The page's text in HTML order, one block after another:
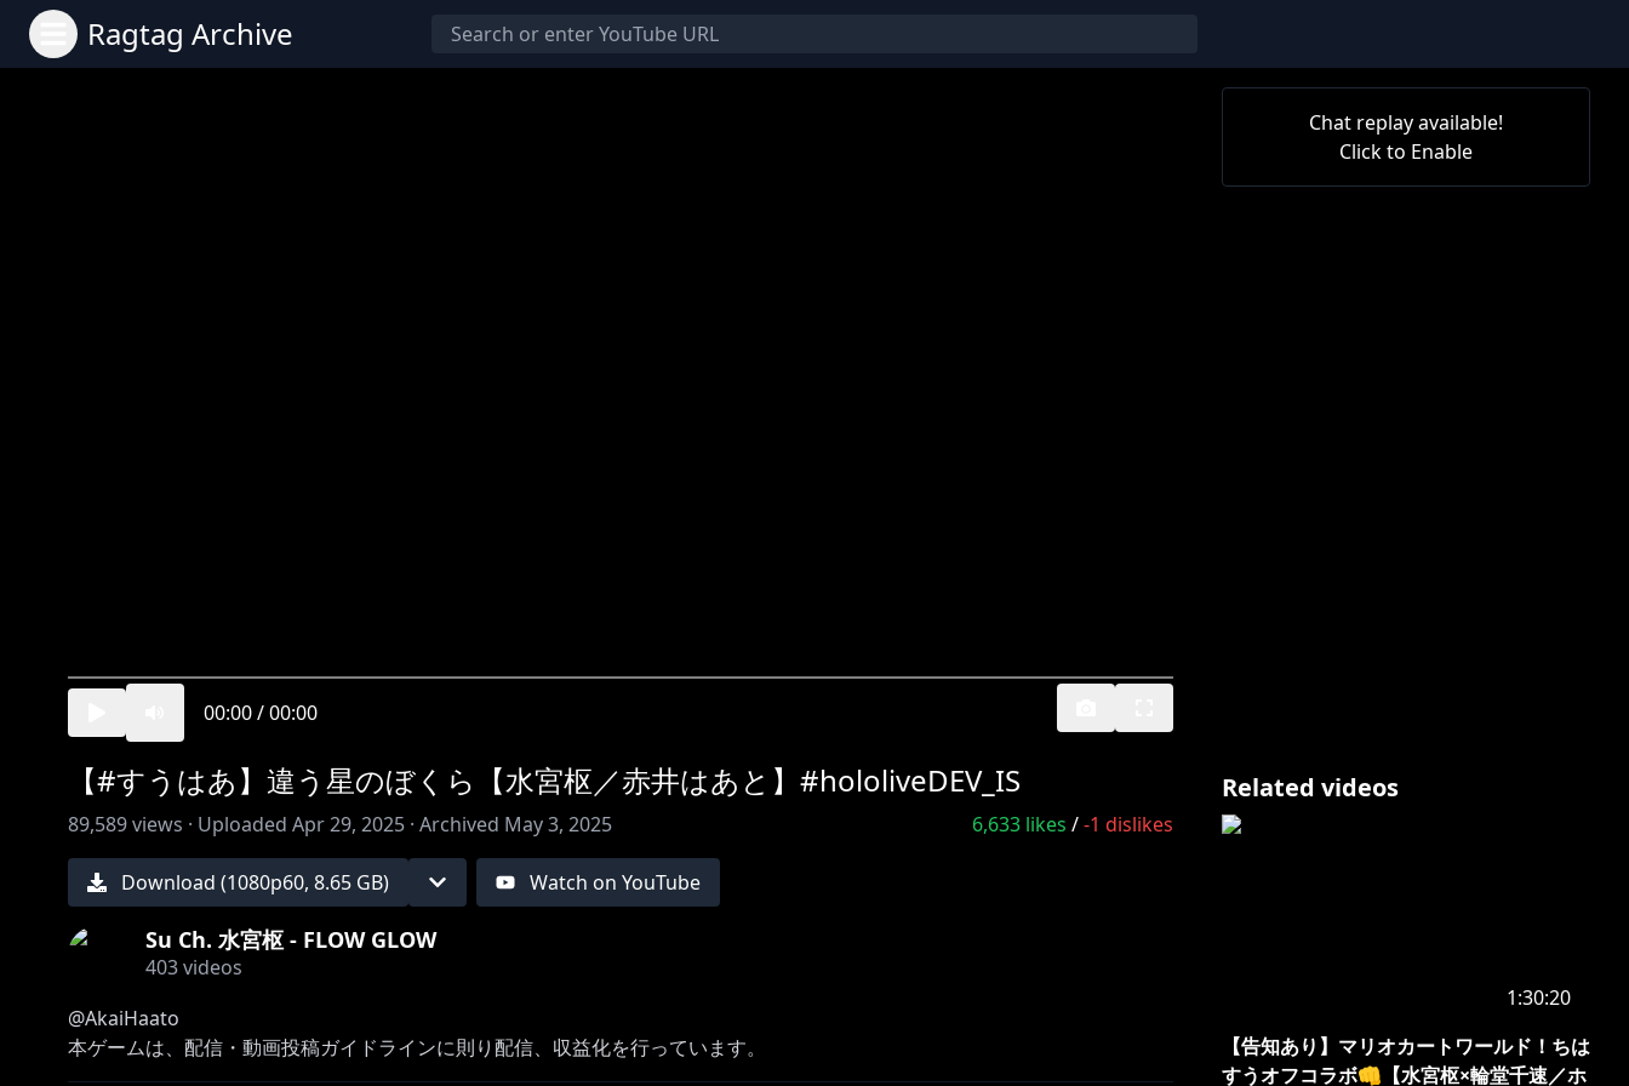
Ragtag Archive
00:00/00:00
Chat replay available!
Click to Enable
【#すうはあ】違う星のぼくら【水宮枢／赤井はあと】#hololiveDEV_IS
89,589views · Uploaded Apr 29, 2025 · Archived May 3, 2025 6,633 likes /-1 dislikes
Download (1080p60, 8.65 GB) Watch on YouTube
Su Ch. 水宮枢 - FLOW GLOW
403videos
@AkaiHaato
本ゲームは、配信・動画投稿ガイドラインに則り配信、収益化を行っています。
steam：https://store.steampowered.com/app/3126150/_/
Related videos
1:30:20
【告知あり】マリオカートワールド！ちは
すうオフコラボ👊【水宮枢×輪堂千速／ホ